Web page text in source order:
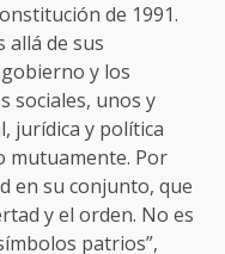
de 1991.
allá de sus
y los
sociales, unos y
jurídica y política
mutuamente. Por
en su conjunto, que
y el orden. No es
patrios”,